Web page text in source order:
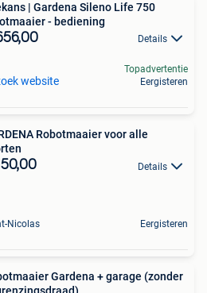
| Gardena Sileno Life 750
- bediening
Details
website
Topadvertentie
Eergisteren
Robotmaaier voor alle
Details
Nicolas Eergisteren
Gardena + garage (zonder